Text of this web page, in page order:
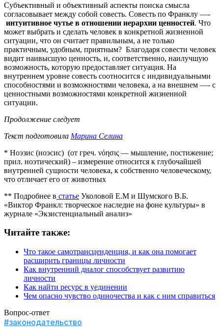
Субъективный и объективный аспекты поиска смысла
согласовывает между собой совесть. Совесть по Франклу —-
интуитивное чутье в отношении иерархии ценностей. Что
может выбрать и сделать человек в конкретной жизненной
ситуации, что он считает правильным, а не только
практичным, удобным, приятным? Благодаря совести человек
видит наивысшую ценность, и, соответственно, наилучшую
возможность, которую предоставляет ситуация. На
внутреннем уровне совесть соотносится с индивидуальными
способностями и возможностями человека, а на внешнем —- с
ценностными возможностями конкретной жизненной
ситуации.
Продолжение следует
Текст подготовила Марина Селина
* Ноэзис (ноэсис) (от греч. νόησις — мышление, постижение;
прил. ноэтический) – измерение относится к глубочайшей
внутренней сущности человека, к собственно человеческому,
что отличает его от животных
** Подробнее в статье Уколовой Е.М и Шумского В.Б.
«Виктор Франкл: творческое наследие на фоне культуры» в
журнале «Экзистенциальный анализ»
Читайте также:
Что такое самотрансценденция, и как она помогает
расширить границы личности
Как внутренний диалог способствует развитию
личности
Как найти ресурс в уединении
Чем опасно чувство одиночества и как с ним справиться
Вопрос-ответ
#законодательство